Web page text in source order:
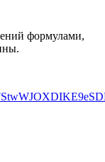
формулами,